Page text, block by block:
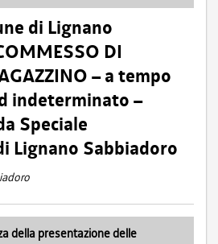
di Lignano
DI
– a tempo
indeterminato –
Speciale
Lignano Sabbiadoro
della presentazione delle